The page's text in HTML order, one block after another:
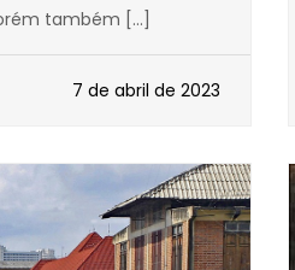
também […]
7 de abril de 2023